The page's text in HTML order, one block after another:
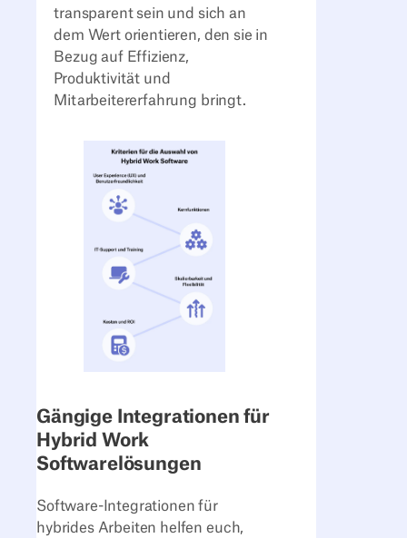
transparent sein und sich an
dem Wert orientieren, den sie in
Bezug auf Effizienz,
Produktivität und
Mitarbeitererfahrung bringt.
Gängige Integrationen für
Hybrid Work
Softwarelösungen
Software-Integrationen für
hybrides Arbeiten helfen euch,